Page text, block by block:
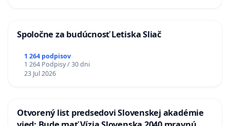
Spoločne za budúcnosť Letiska Sliač
1 264 podpisov
1 264 Podpisy / 30 dni
23 Jul 2026
Otvorený list predsedovi Slovenskej akadémie